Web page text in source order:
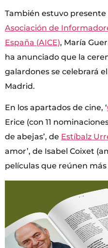
También estuvo
Asociación de
España (AICE), María
ha anunciado que la
galardones se celebrará
Madrid.
En los apartados de cine, ‘
Erice (con 11
de abejas’, de Estíbalz
amor’, de Isabel Coixet
películas que reúnen